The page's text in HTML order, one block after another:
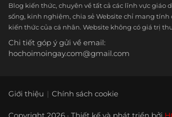
Blog kiến thức, chuyên về tất cả các lĩnh vực giáo
sống, kinh nghiệm, chia sẻ Website chỉ mang tính
kiến thức của cá nhân. Website không có giá trị
Chi tiết góp ý gửi về email:
hochoimoingay.com@gmail.com
Giới thiệu Chính sách cookie
Copyright 2026 · Thiết kế và phát triển bởi